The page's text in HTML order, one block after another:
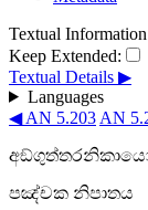
Textual Information
Keep Extended:
Textual Details ▶
Languages
◀ AN 5.203 AN
පඤ්චක නිපාතය